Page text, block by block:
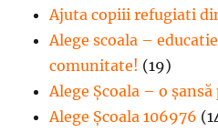
Ajuta copiii refugiati
Alege scoala –
comunitate! (19)
Alege Şcoala – o
Alege Școala 106976